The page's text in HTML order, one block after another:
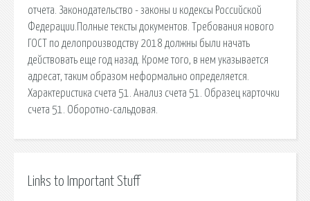
отчета. Законодательство - законы и кодексы Российской
Федерации.Полные тексты документов. Требования нового
ГОСТ по делопроизводству 2018 должны были начать
действовать еще год назад. Кроме того, в нем указывается
адресат, таким образом неформально определяется.
Характеристика счета 51. Анализ счета 51. Образец карточки
счета 51. Оборотно-сальдовая.
Links to Important Stuff